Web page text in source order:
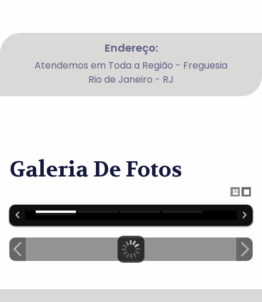
Endereço:
Atendemos em Toda a Região - Freguesia
Rio de Janeiro - RJ
Galeria De Fotos